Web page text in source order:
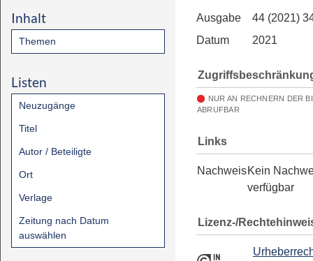
Inhalt
Themen
Listen
Neuzugänge
Titel
Autor / Beteiligte
Ort
Verlage
Zeitung nach Datum
auswählen
Ausgabe
44 (2021)
Datum
2021
NUR AN RECHNERN DER
ABRUFBAR
Links
NachweisKein
verfügbar
Lizenz-/